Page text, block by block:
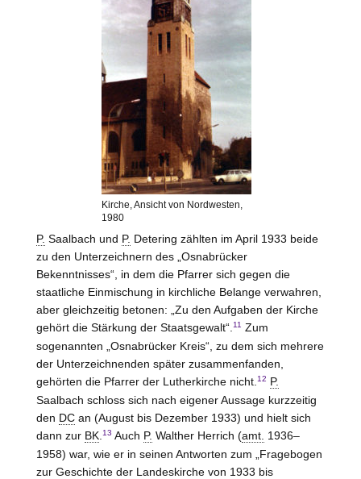
Kirche, Ansicht von Nordwesten,
1980
P. Saalbach und P. Detering zählten im April 1933 beide
zu den Unterzeichnern des „Osnabrücker
Bekenntnisses“, in dem die Pfarrer sich gegen die
staatliche Einmischung in kirchliche Belange verwahren,
aber gleichzeitig betonen: „Zu den Aufgaben der Kirche
gehört die Stärkung der Staatsgewalt“.11 Zum
sogenannten „Osnabrücker Kreis“, zu dem sich mehrere
der Unterzeichnenden später zusammenfanden,
gehörten die Pfarrer der Lutherkirche nicht.12 P.
Saalbach schloss sich nach eigener Aussage kurzzeitig
den DCan (August bis Dezember 1933) und hielt sich
dann zur BK.13 Auch P. Walther Herrich (amt. 1936–
1958) war, wie er in seinen Antworten zum „Fragebogen
zur Geschichte der Landeskirche von 1933 bis